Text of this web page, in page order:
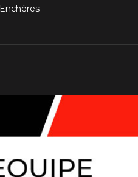
Enchères